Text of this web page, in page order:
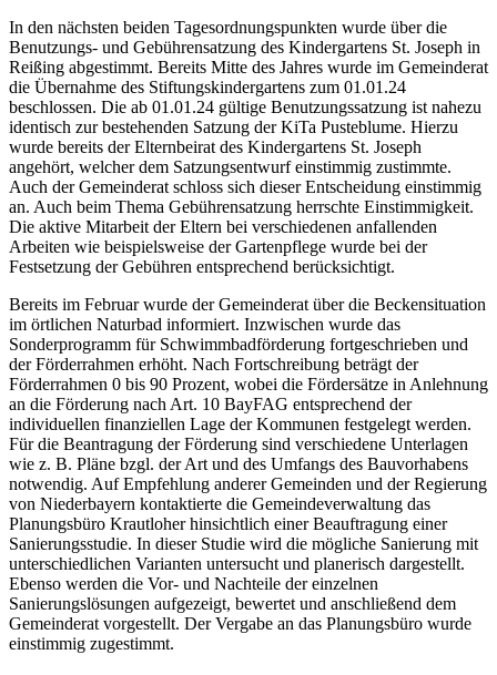
In den nächsten beiden Tagesordnungspunkten wurde über die
Benutzungs- und Gebührensatzung des Kindergartens St. Joseph in
Reißing abgestimmt. Bereits Mitte des Jahres wurde im Gemeinderat
die Übernahme des Stiftungskindergartens zum 01.01.24
beschlossen. Die ab 01.01.24 gültige Benutzungssatzung ist nahezu
identisch zur bestehenden Satzung der KiTa Pusteblume. Hierzu
wurde bereits der Elternbeirat des Kindergartens St. Joseph
angehört, welcher dem Satzungsentwurf einstimmig zustimmte.
Auch der Gemeinderat schloss sich dieser Entscheidung einstimmig
an. Auch beim Thema Gebührensatzung herrschte Einstimmigkeit.
Die aktive Mitarbeit der Eltern bei verschiedenen anfallenden
Arbeiten wie beispielsweise der Gartenpflege wurde bei der
Festsetzung der Gebühren entsprechend berücksichtigt.
Bereits im Februar wurde der Gemeinderat über die Beckensituation
im örtlichen Naturbad informiert. Inzwischen wurde das
Sonderprogramm für Schwimmbadförderung fortgeschrieben und
der Förderrahmen erhöht. Nach Fortschreibung beträgt der
Förderrahmen 0 bis 90 Prozent, wobei die Fördersätze in Anlehnung
an die Förderung nach Art. 10 BayFAG entsprechend der
individuellen finanziellen Lage der Kommunen festgelegt werden.
Für die Beantragung der Förderung sind verschiedene Unterlagen
wie z. B. Pläne bzgl. der Art und des Umfangs des Bauvorhabens
notwendig. Auf Empfehlung anderer Gemeinden und der Regierung
von Niederbayern kontaktierte die Gemeindeverwaltung das
Planungsbüro Krautloher hinsichtlich einer Beauftragung einer
Sanierungsstudie. In dieser Studie wird die mögliche Sanierung mit
unterschiedlichen Varianten untersucht und planerisch dargestellt.
Ebenso werden die Vor- und Nachteile der einzelnen
Sanierungslösungen aufgezeigt, bewertet und anschließend dem
Gemeinderat vorgestellt. Der Vergabe an das Planungsbüro wurde
einstimmig zugestimmt.